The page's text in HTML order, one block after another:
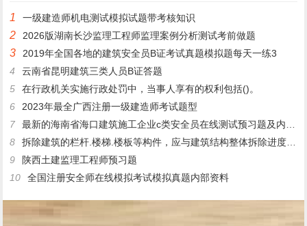
1 一级建造师机电测试模拟试题带考核知识
2 2026版湖南长沙监理工程师监理案例分析测试考前做题
3
2019年全国各地的建筑安全员B证考试真题模拟题每天一练3
4
云南省昆明建筑三类人员B证答题
5
在行政机关实施行政处罚中，当事人享有的权利包括()。
6
2023年最全广西注册一级建造师考试题型
7
最新的海南省海口建筑施工企业c类安全员在线测试预习题及内部资料
8
拆除建筑的栏杆.楼梯.楼板等构件，应与建筑结构整体拆除进度相配合，不得先行拆除。()
9
陕西土建监理工程师预习题
10
全国注册安全师在线模拟考试模拟真题内部资料